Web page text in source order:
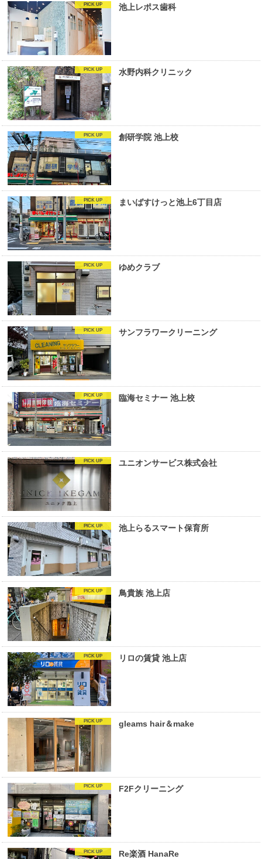
池上レポス歯科
水野内科クリニック
創研学院 池上校
まいばすけっと池上6丁目店
ゆめクラブ
サンフラワークリーニング
臨海セミナー 池上校
ユニオンサービス株式会社
池上らるスマート保育所
鳥貴族 池上店
リロの賃貸 池上店
gleams hair＆make
F2Fクリーニング
Re楽酒 HanaRe